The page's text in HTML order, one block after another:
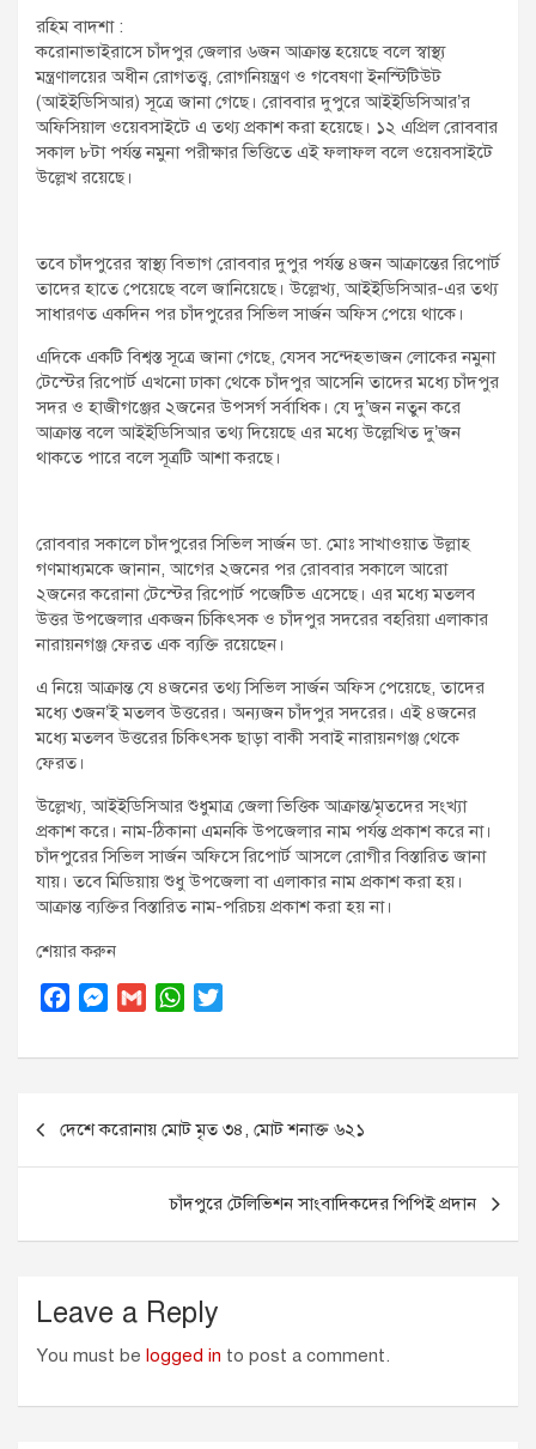
t
:
রহিম বাদশা :
করোনাভাইরাসে চাঁদপুর জেলার ৬জন আক্রান্ত হয়েছে বলে স্বাস্থ্য
মন্ত্রণালয়ের অধীন রোগতত্ত্ব, রোগনিয়ন্ত্রণ ও গবেষণা ইনস্টিটিউট
(আইইডিসিআর) সূত্রে জানা গেছে। রোববার দুপুরে আইইডিসিআর’র
অফিসিয়াল ওয়েবসাইটে এ তথ্য প্রকাশ করা হয়েছে। ১২ এপ্রিল রোববার
সকাল ৮টা পর্যন্ত নমুনা পরীক্ষার ভিত্তিতে এই ফলাফল বলে ওয়েবসাইটে
উল্লেখ রয়েছে।
তবে চাঁদপুরের স্বাস্থ্য বিভাগ রোববার দুপুর পর্যন্ত ৪জন আক্রান্তের রিপোর্ট
তাদের হাতে পেয়েছে বলে জানিয়েছে। উল্লেখ্য, আইইডিসিআর-এর তথ্য
সাধারণত একদিন পর চাঁদপুরের সিভিল সার্জন অফিস পেয়ে থাকে।
এদিকে একটি বিশ্বস্ত সূত্রে জানা গেছে, যেসব সন্দেহভাজন লোকের নমুনা
টেস্টের রিপোর্ট এখনো ঢাকা থেকে চাঁদপুর আসেনি তাদের মধ্যে চাঁদপুর
সদর ও হাজীগঞ্জের ২জনের উপসর্গ সর্বাধিক। যে দু’জন নতুন করে
আক্রান্ত বলে আইইডিসিআর তথ্য দিয়েছে এর মধ্যে উল্লেখিত দু’জন
থাকতে পারে বলে সূত্রটি আশা করছে।
রোববার সকালে চাঁদপুরের সিভিল সার্জন ডা. মোঃ সাখাওয়াত উল্লাহ
গণমাধ্যমকে জানান, আগের ২জনের পর রোববার সকালে আরো
২জনের করোনা টেস্টের রিপোর্ট পজেটিভ এসেছে। এর মধ্যে মতলব
উত্তর উপজেলার একজন চিকিৎসক ও চাঁদপুর সদরের বহরিয়া এলাকার
নারায়নগঞ্জ ফেরত এক ব্যক্তি রয়েছেন।
এ নিয়ে আক্রান্ত যে ৪জনের তথ্য সিভিল সার্জন অফিস পেয়েছে, তাদের
মধ্যে ৩জন’ই মতলব উত্তরের। অন্যজন চাঁদপুর সদরের। এই ৪জনের
মধ্যে মতলব উত্তরের চিকিৎসক ছাড়া বাকী সবাই নারায়নগঞ্জ থেকে
ফেরত।
উল্লেখ্য, আইইডিসিআর শুধুমাত্র জেলা ভিত্তিক আক্রান্ত/মৃতদের সংখ্যা
প্রকাশ করে। নাম-ঠিকানা এমনকি উপজেলার নাম পর্যন্ত প্রকাশ করে না।
চাঁদপুরের সিভিল সার্জন অফিসে রিপোর্ট আসলে রোগীর বিস্তারিত জানা
যায়। তবে মিডিয়ায় শুধু উপজেলা বা এলাকার নাম প্রকাশ করা হয়।
আক্রান্ত ব্যক্তির বিস্তারিত নাম-পরিচয় প্রকাশ করা হয় না।
শেয়ার করুন
c
o
o
M
s
n
g
G
a
W
a
A
p
p
i
e
r
navigation
দেশে করোনায় মোট মৃত ৩৪, মোট শনাক্ত ৬২১
চাঁদপুরে টেলিভিশন সাংবাদিকদের পিপিই প্রদান
Leave a Reply
You must be logged in to post a comment.